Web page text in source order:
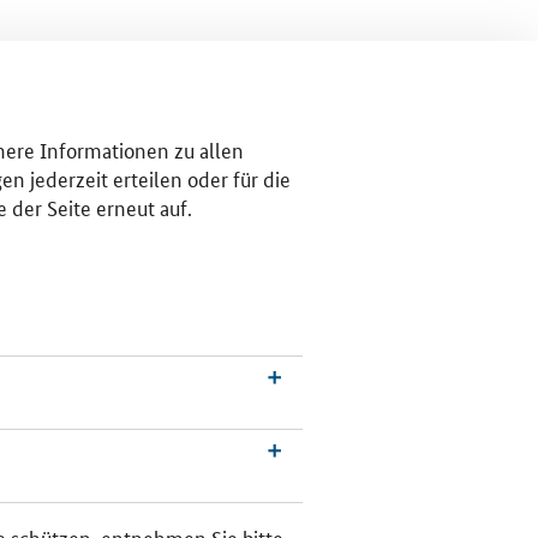
Informationen zu allen
jederzeit erteilen oder für die
der Seite erneut auf.